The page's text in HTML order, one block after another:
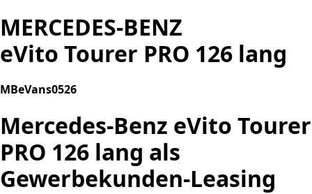
MERCEDES-BENZ
eVito Tourer PRO 126 lang
MBeVans0526
Mercedes-Benz eVito Tourer
PRO 126 lang als
Gewerbekunden-Leasing